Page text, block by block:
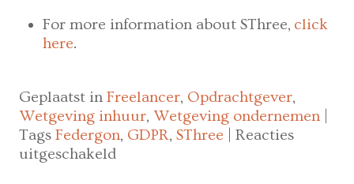
For more information about SThree, click
here.
Geplaatst in Freelancer, Opdrachtgever,
Wetgeving inhuur,Wetgeving ondernemen
Tags Federgon, GDPR,SThree
Reacties
uitgeschakeld